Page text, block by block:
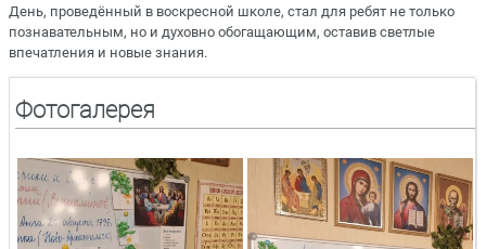
День, проведённый в воскресной школе, стал для ребят не только
познавательным, но и духовно обогащающим, оставив светлые
впечатления и новые знания.
Фотогалерея